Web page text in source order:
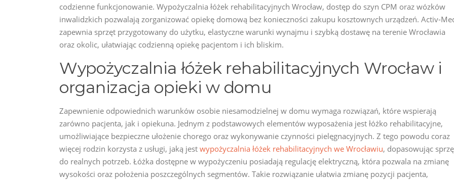
codzienne funkcjonowanie. Wypożyczalnia łóżek rehabilitacyjnych Wrocław, dostęp do szyn CPM oraz wózków
inwalidzkich pozwalają zorganizować opiekę domową bez konieczności zakupu kosztownych urządzeń. Activ-
zapewnia sprzęt przygotowany do użytku, elastyczne warunki wynajmu i szybką dostawę na terenie Wrocławia
oraz okolic, ułatwiając codzienną opiekę pacjentom i ich bliskim.
Wypożyczalnia łóżek rehabilitacyjnych Wrocław i
organizacja opieki w domu
Zapewnienie odpowiednich warunków osobie niesamodzielnej w domu wymaga rozwiązań, które wspierają
zarówno pacjenta, jak i opiekuna. Jednym z podstawowych elementów wyposażenia jest łóżko rehabilitacyjne,
umożliwiające bezpieczne ułożenie chorego oraz wykonywanie czynności pielęgnacyjnych. Z tego powodu coraz
więcej rodzin korzysta z usługi, jaką jest wypożyczalnia łóżek rehabilitacyjnych we Wrocławiu, dopasowując
do realnych potrzeb. Łóżka dostępne w wypożyczeniu posiadają regulację elektryczną, która pozwala na zmianę
wysokości oraz położenia poszczególnych segmentów. Takie rozwiązanie ułatwia zmianę pozycji pacjenta,